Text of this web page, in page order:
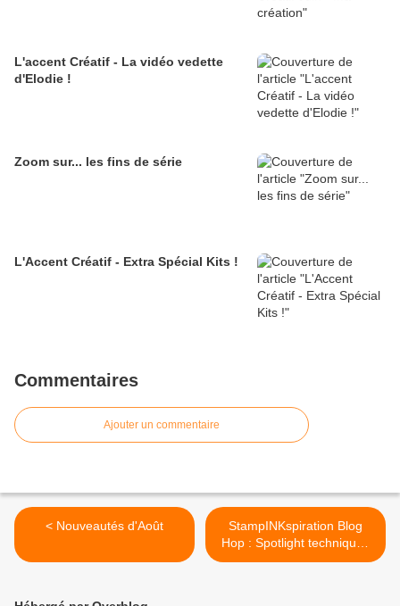
L'accent Créatif - La vidéo vedette
d'Elodie !
Zoom sur... les fins de série
L'Accent Créatif - Extra Spécial Kits !
Commentaires
Ajouter un commentaire
< Nouveautés d'Août
StampINKspiration Blog
Hop : Spotlight technique !
>